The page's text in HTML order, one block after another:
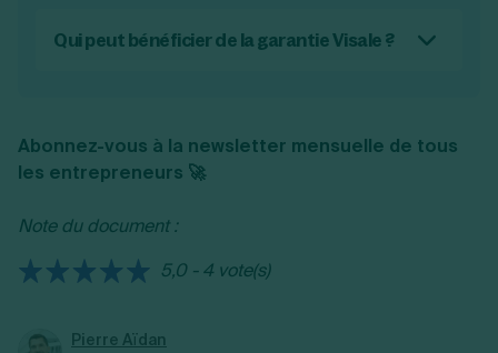
telles que l'APL (Aide Personnalisée au
Qui peut bénéficier de la garantie Visale ?
secteur privé ou agricole en situation de
précarité. Les étudiants éligibles et certains
bénéficier. Les critères d'éligibilité incluent
Abonnez-vous à la newsletter mensuelle de tous
les entrepreneurs 🚀
Note du document :
5,0 - 4 vote(s)
Pierre Aïdan